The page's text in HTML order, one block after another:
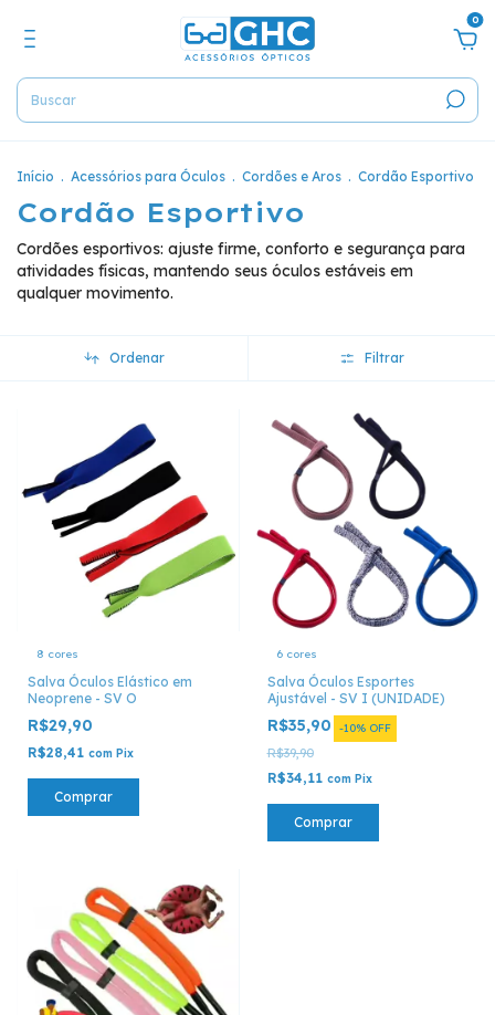
0
Início . Acessórios para Óculos . Cordões e Aros . Cordão Esportivo
Cordão Esportivo
Cordões esportivos: ajuste firme, conforto e segurança para
atividades físicas, mantendo seus óculos estáveis em
qualquer movimento.
Ordenar Filtrar
8 cores
Salva Óculos Elástico em
Neoprene - SV O
R$29,90
R$28,41 com Pix
Comprar
6 cores
Salva Óculos Esportes
Ajustável - SV I (UNIDADE)
R$35,90 -10% OFF
R$39,90
R$34,11 com Pix
Comprar